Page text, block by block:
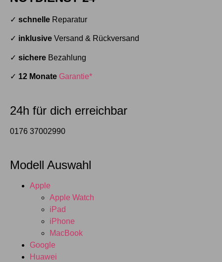
✓ schnelle Reparatur
✓ inklusive Versand & Rückversand
✓ sichere Bezahlung
✓ 12 Monate Garantie*
24h für dich erreichbar
0176 37002990
Modell Auswahl
Apple
Apple Watch
iPad
iPhone
MacBook
Google
Huawei